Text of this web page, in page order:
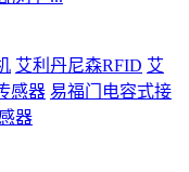
艾利丹尼森RFID 艾
感器 易福门电容式接
器